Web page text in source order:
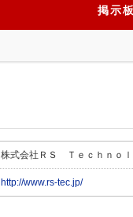
掲示
株式会社ＲＳ Ｔｅｃｈｎｏｌ
http://www.rs-tec.jp/